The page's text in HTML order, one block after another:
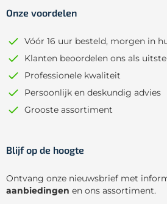
Onze voordelen
Vóór 16 uur besteld, morgen in
Klanten beoordelen ons als
Professionele kwaliteit
Persoonlijk en deskundig advies
Grooste assortiment
Blijf op de hoogte
Ontvang onze nieuwsbrief met
aanbiedingen en ons assortiment.